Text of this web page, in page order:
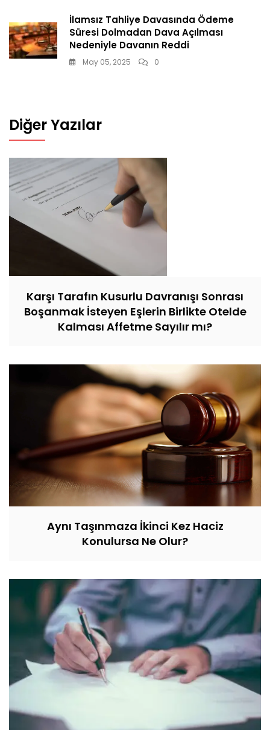
İlamsız Tahliye Davasında Ödeme
Süresi Dolmadan Dava Açılması
Nedeniyle Davanın Reddi
May 05, 2025 0
Diğer Yazılar
Karşı Tarafın Kusurlu Davranışı Sonrası
Boşanmak İsteyen Eşlerin Birlikte Otelde
Kalması Affetme Sayılır mı?
Aynı Taşınmaza İkinci Kez Haciz
Konulursa Ne Olur?